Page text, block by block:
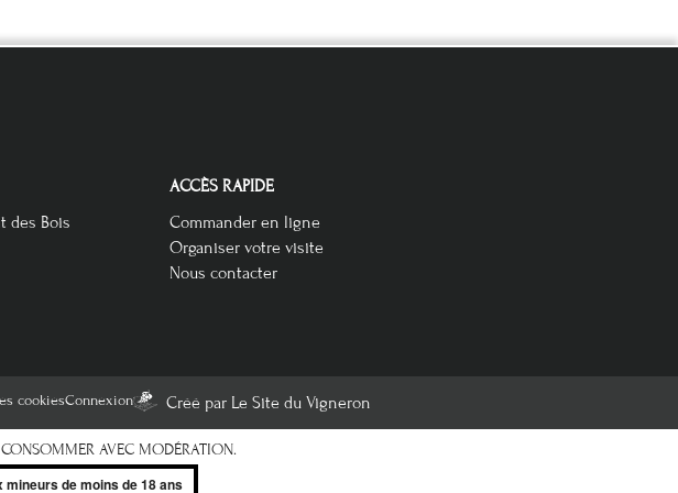
des Bois
ACCÈS RAPIDE
Commander en ligne
Organiser votre visite
Nous contacter
cookiesConnexion Créé par Le Site du Vigneron
AVEC MODÉRATION.
de moins de 18 ans